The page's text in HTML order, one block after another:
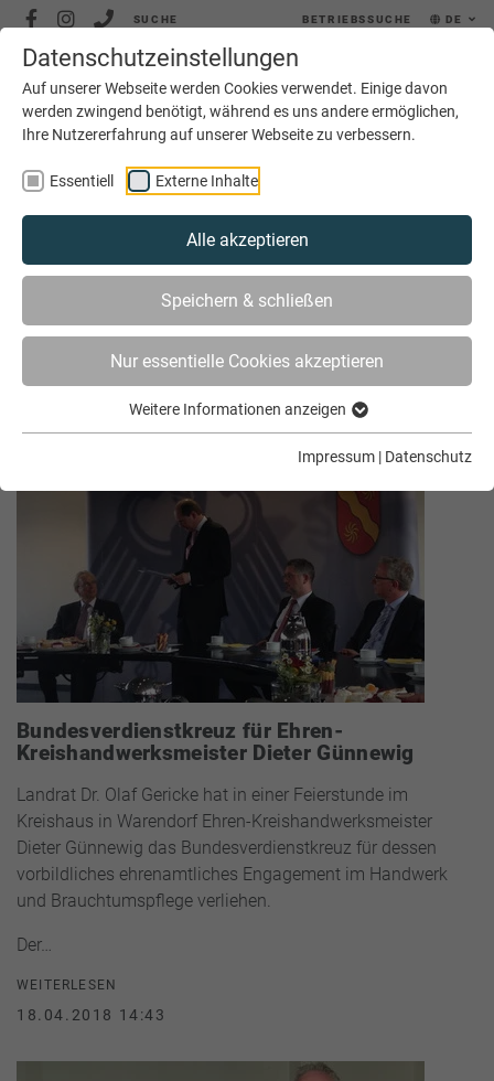
Datenschutzeinstellungen
Auf unserer Webseite werden Cookies verwendet. Einige davon
werden zwingend benötigt, während es uns andere ermöglichen,
Ihre Nutzererfahrung auf unserer Webseite zu verbessern.
Essentiell Externe Inhalte
Alle akzeptieren
Speichern & schließen
Nur essentielle Cookies akzeptieren
Weitere Informationen anzeigen
Impressum | Datenschutz
SUCHE BETRIEBSSUCHE DE
MENÜ
AKTUELLES ARCHIV
Archiv April 2018
Bundesverdienstkreuz für Ehren-
Kreishandwerksmeister Dieter Günnewig
Landrat Dr. Olaf Gericke hat in einer Feierstunde im
Kreishaus in Warendorf Ehren-Kreishandwerksmeister
Dieter Günnewig das Bundesverdienstkreuz für dessen
vorbildliches ehrenamtliches Engagement im Handwerk
und Brauchtumspflege verliehen.
Der…
WEITERLESEN
18.04.2018 14:43